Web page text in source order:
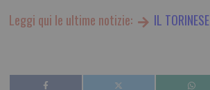
Leggi qui le ultime notizie: IL TORINESE